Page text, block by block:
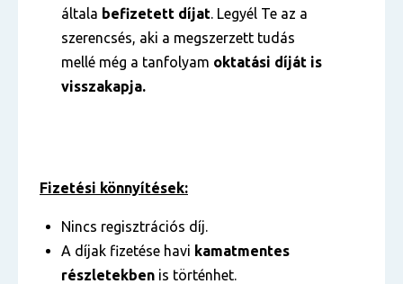
általa befizetett díjat. Legyél Te az a
szerencsés, aki a megszerzett tudás
mellé még a tanfolyam oktatási díját is
visszakapja.
Fizetési könnyítések:
Nincs regisztrációs díj.
A díjak fizetése havi kamatmentes
részletekben is történhet.